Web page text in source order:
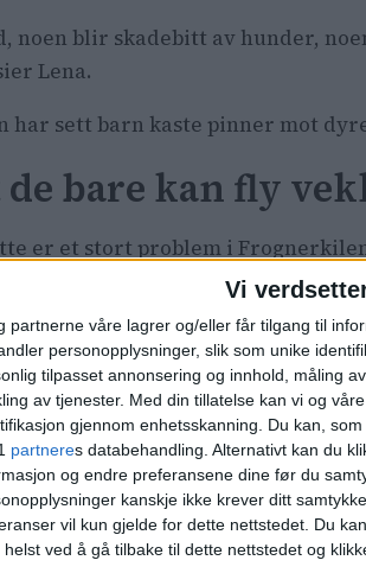
Vi
partnerne våre lagrer og/eller får tilgang til
personopplysninger, slik som unike
tilpasset annonsering og innhold, måling
av tjenester. Med din tillatelse kan vi og våre
gjennom enhetsskanning. Du kan,
partneres databehandling. Alternativt kan du
og endre preferansene dine før du
kanskje ikke krever ditt
vil kun gjelde for dette nettstedet. Du
helst ved å gå tilbake til dette nettstedet og
noen blir skadebitt av hunder,
Lena.
sett barn kaste pinner mot
bare kan fly
er et stort problem i